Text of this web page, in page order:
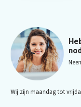
Wij zijn maandag tot